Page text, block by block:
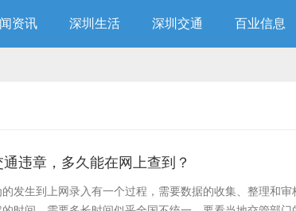
资讯 深圳生活 深圳交通 百业信息
违章，多久能在网上查到？
的发生到上网录入有一个过程，需要数据的收集、整理和